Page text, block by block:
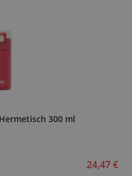
300 ml
24,47 €